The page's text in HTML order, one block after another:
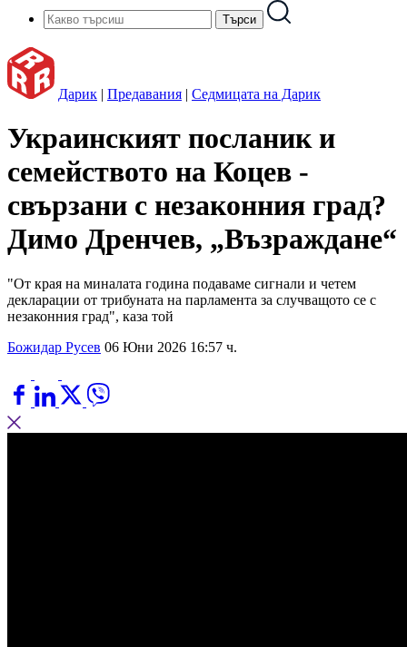
Дарик | Предавания | Седмицата на Дарик
Украинският посланик и
семейството на Коцев -
свързани с незаконния град?
Димо Дренчев, „Възраждане“
"От края на миналата година подаваме сигнали и четем
декларации от трибуната на парламента за случващото се с
незаконния град", каза той
Божидар Русев 06 Юни 2026 16:57 ч.